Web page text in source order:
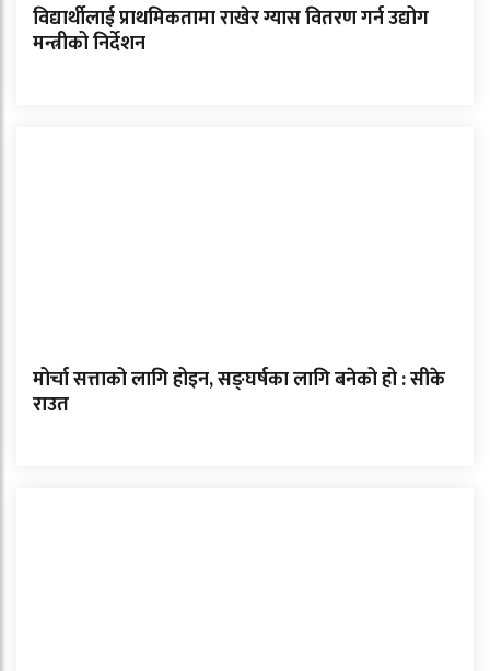
विद्यार्थीलाई प्राथमिकतामा राखेर ग्यास वितरण गर्न उद्योग
मन्त्रीको निर्देशन
मोर्चा सत्ताको लागि होइन, सङ्घर्षका लागि बनेको हो : सीके
राउत